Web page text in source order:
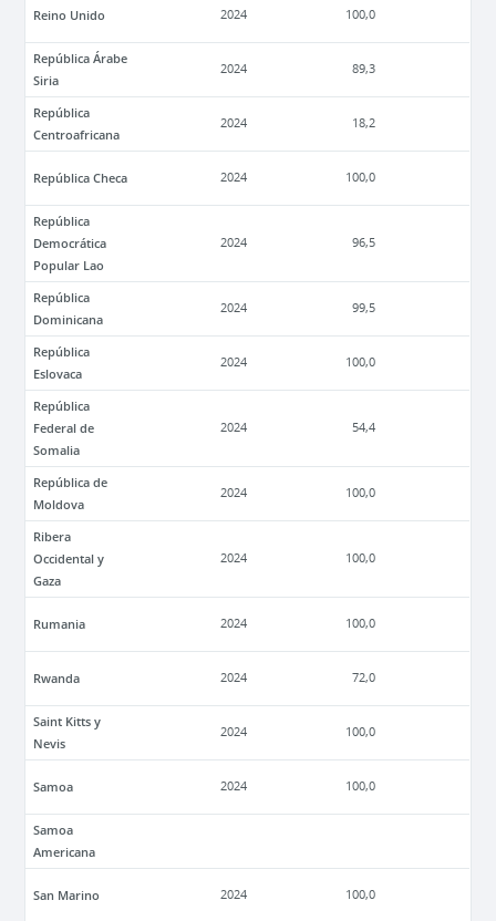
Reino Unido 2024 100,0
República Árabe
Siria
2024 89,3
República
Centroafricana
2024 18,2
República Checa 2024 100,0
República
Democrática
Popular Lao
2024 96,5
República
Dominicana
2024 99,5
República
Eslovaca
2024 100,0
República
Federal de
Somalia
2024 54,4
República de
Moldova
2024 100,0
Ribera
Occidental y
Gaza
2024 100,0
Rumania 2024 100,0
Rwanda 2024 72,0
Saint Kitts y
Nevis
2024 100,0
Samoa 2024 100,0
Samoa
Americana
San Marino 2024 100,0